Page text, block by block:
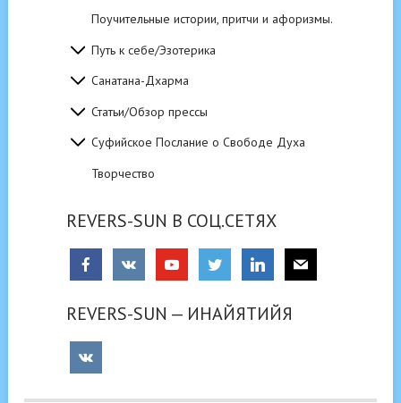
Поучительные истории, притчи и афоризмы.
Путь к себе/Эзотерика
Санатана-Дхарма
Статьи/Обзор прессы
Суфийское Послание о Свободе Духа
Творчество
REVERS-SUN В СОЦ.СЕТЯХ
REVERS-SUN — ИНАЙЯТИЙЯ